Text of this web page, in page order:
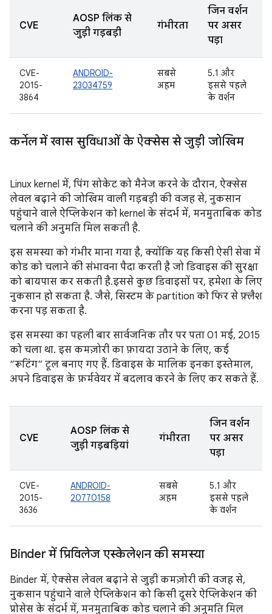
CVE
AOSP लिंक से
जुड़ी गड़बड़ी
गंभीरता
जिन वर्शन
पर असर
पड़ा
CVE-
2015-
3864
ANDROID-
23034759
सबसे
अहम
5.1 और
इससे पहले
के वर्शन
कर्नेल में खास सुविधाओं के ऐक्सेस से जुड़ी जोखिम
Linux kernel में, पिंग सोकेट को मैनेज करने के दौरान, ऐक्सेस
लेवल बढ़ाने की जोखिम वाली गड़बड़ी की वजह से, नुकसान
पहुंचाने वाले ऐप्लिकेशन को kernel के संदर्भ में, मनमुताबिक कोड
चलाने की अनुमति मिल सकती है.
इस समस्या को गंभीर माना गया है, क्योंकि यह किसी ऐसी सेवा में
कोड को चलाने की संभावना पैदा करती है जो डिवाइस की सुरक्षा
को बायपास कर सकती है.इससे कुछ डिवाइसों पर, हमेशा के लिए
नुकसान हो सकता है. जैसे, सिस्टम के partition को फिर से फ़्लैश
करना पड़ सकता है.
इस समस्या का पहली बार सार्वजनिक तौर पर पता 01 मई, 2015
को चला था. इस कमज़ोरी का फ़ायदा उठाने के लिए, कई
“रूटिंग” टूल बनाए गए हैं. डिवाइस के मालिक इनका इस्तेमाल,
अपने डिवाइस के फ़र्मवेयर में बदलाव करने के लिए कर सकते हैं.
CVE
AOSP लिंक से
जुड़ी गड़बड़ियां
गंभीरता
जिन वर्शन
पर असर
पड़ा
CVE-
2015-
3636
ANDROID-
20770158
सबसे
अहम
5.1 और
इससे पहले
के वर्शन
Binder में प्रिविलेज एस्केलेशन की समस्या
Binder में, ऐक्सेस लेवल बढ़ाने से जुड़ी कमज़ोरी की वजह से,
नुकसान पहुंचाने वाले ऐप्लिकेशन को किसी दूसरे ऐप्लिकेशन की
प्रोसेस के संदर्भ में, मनमुताबिक कोड चलाने की अनुमति मिल